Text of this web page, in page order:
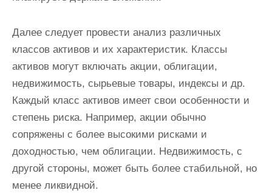
Далее следует провести анализ различных
классов активов и их характеристик. Классы
активов могут включать акции, облигации,
недвижимость, сырьевые товары, индексы и др.
Каждый класс активов имеет свои особенности и
степень риска. Например, акции обычно
сопряжены с более высокими рисками и
доходностью, чем облигации. Недвижимость, с
другой стороны, может быть более стабильной, но
менее ликвидной.